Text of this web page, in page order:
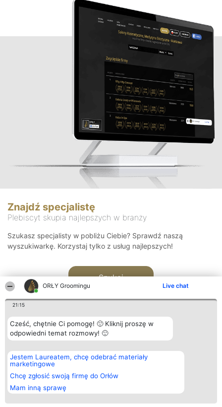
ORŁY Groomingu Live chat
21:15
Cześć, chętnie Ci pomogę! 🙂 Kliknij proszę w
odpowiedni temat rozmowy! 🙂
Jestem Laureatem, chcę odebrać materiały
marketingowe
Chcę zgłosić swoją firmę do Orłów
Mam inną sprawę
Znajdź specjalistę
Plebiscyt skupia najlepszych w branży
Szukasz specjalisty w pobliżu Ciebie? Sprawdź naszą
wyszukiwarkę. Korzystaj tylko z usług najlepszych!
Szukaj
Organizator plebiscytu
Bright Side Solutions sp. z o.
o. sp. k.
ul. Ruska 22
Wrocław 50-079
KRS 0000749100 | Regon
381313360 | NIP 8943132676
Plebiscyt
Laureaci
wszystkich
Laureatów
Regulamin
Kontakt
Kontakt